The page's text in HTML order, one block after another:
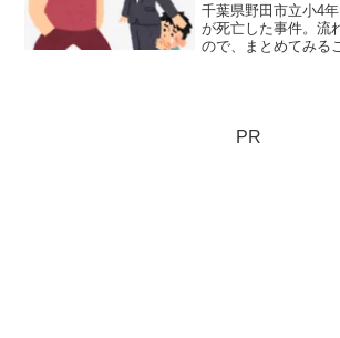
千葉県野田市立小4
が死亡した事件。流
ので、まとめてみる
よる死亡と思われる
るのに、事件を防ぐ
PR